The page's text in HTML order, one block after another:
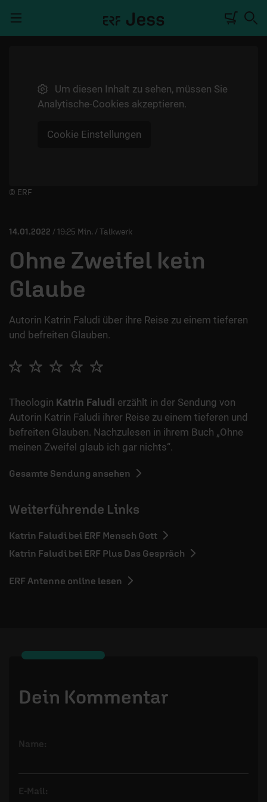
TALKWERK
PODCASTS
Um diesen Inhalt zu sehen, müssen Sie
Analytische-Cookies akzeptieren.
Cookie Einstellungen
Player starten/anhalten
© ERF
14.01.2022 / 19:25 Min. / Talkwerk
Ohne Zweifel kein
Glaube
Autorin Katrin Faludi über ihre Reise zu einem tieferen
und befreiten Glauben.
Theologin Katrin Faludi erzählt in der Sendung von
Autorin Katrin Faludi ihrer Reise zu einem tieferen und
befreiten Glauben. Nachzulesen in ihrem Buch „Ohne
meinen Zweifel glaub ich gar nichts“.
Gesamte Sendung ansehen
Weiterführende Links
Katrin Faludi bei ERF Mensch Gott
Katrin Faludi bei ERF Plus Das Gespräch
ERF Antenne online lesen
Dein Kommentar
Name:
E-Mail: